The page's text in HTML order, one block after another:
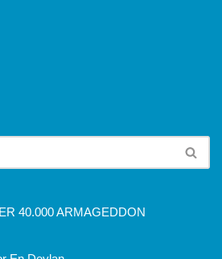
40.000 ARMAGEDDON